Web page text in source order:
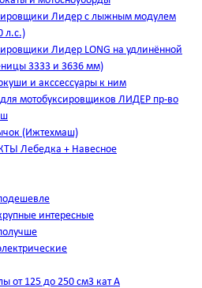
Лидер с лыжным модулем
л.с.)
Лидер LONG на удлинённой
3333 и 3636 мм)
и акссессуары к ним
для мотобуксировщиков ЛИДЕР пр-во
(Ижтехмаш)
Лебедка + Навесное
интересные
от 125 до 250 см3 кат А